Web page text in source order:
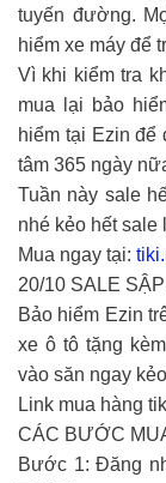
tuyến đường.
hiểm xe máy để
Vì khi kiểm tra
mua lại bảo
hiểm tại Ezin
tâm 365 ngày
Tuần này sale
nhé kẻo hết sale
Mua ngay tại:
20/10 SALE
Bảo hiểm Ezin
xe ô tô tặng
vào săn ngay
Link mua hàng
CÁC BƯỚC
Bước 1: Đăng